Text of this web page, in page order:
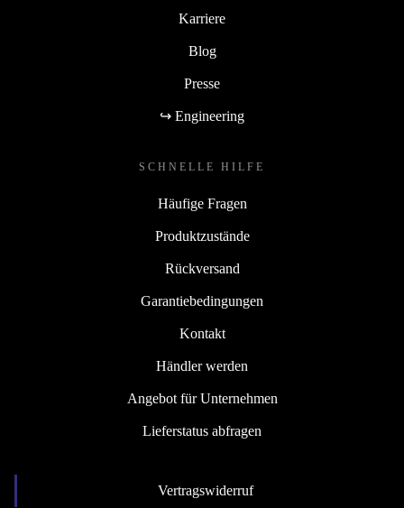
Karriere
Blog
Presse
↪ Engineering
SCHNELLE HILFE
Häufige Fragen
Produktzustände
Rückversand
Garantiebedingungen
Kontakt
Händler werden
Angebot für Unternehmen
Lieferstatus abfragen
Vertragswiderruf